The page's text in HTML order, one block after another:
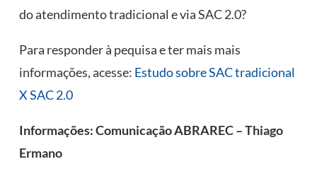
do atendimento tradicional e via SAC 2.0?
Para responder à pequisa e ter mais mais
informações, acesse: Estudo sobre SAC tradicional
X SAC 2.0
Informações: Comunicação ABRAREC – Thiago
Ermano